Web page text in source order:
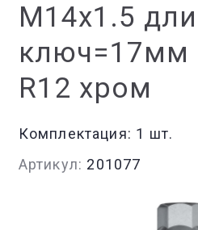
М14x1.5
ключ=17мм
R12 хром
Комплектация: 1 шт.
Артикул: 201077